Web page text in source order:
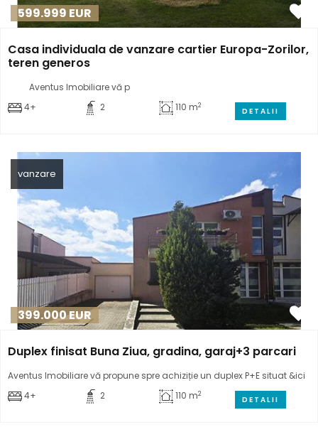
599.999 EUR
Casa individuala de vanzare cartier Europa-Zorilor,
teren generos
Aventus Imobiliare vă p
4+
2 110 m2
DETALII
vanzare
399.000EUR
Duplex finisat Buna Ziua, gradina, garaj+3 parcari
Aventus Imobiliare vă propune spre achiziție un duplex P+E situat &ici
4+
2 110 m2
DETALII